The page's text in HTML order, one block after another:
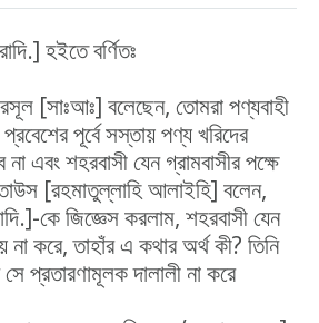
হইতে বর্ণিতঃ
[সাঃআঃ] বলেছেন, তোমরা পণ্যবাহী
পূর্বে সস্তায় পণ্য খরিদের
না এবং শহরবাসী যেন গ্রামবাসীর পক্ষে
[রহমাতুল্লাহি আলাইহি] বলেন,
কে জিজ্ঞেস করলাম, শহরবাসী যেন
না করে, তাহাঁর এ কথার অর্থ কী? তিনি
প্রতারণামূলক দালালী না করে